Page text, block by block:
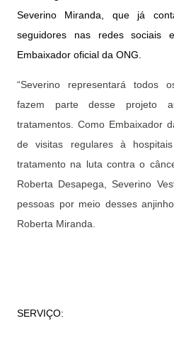
Severino Miranda, que já
seguidores nas redes sociais
Embaixador oficial da ONG.
“Severino representará todos
fazem parte desse projeto
tratamentos. Como Embaixador
de visitas regulares à
tratamento na luta contra o
Roberta Desapega, Severino
pessoas por meio desses
Roberta Miranda.
SERVIÇO: